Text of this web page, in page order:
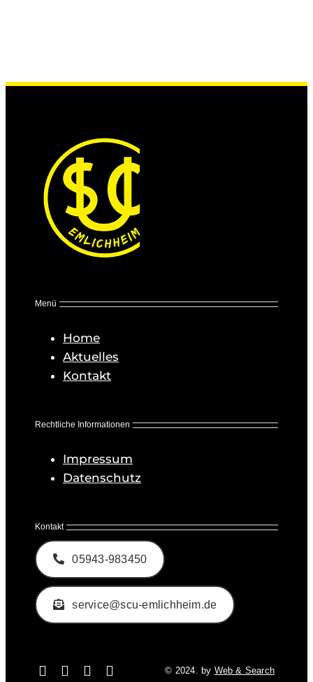
Menü
Home
Aktuelles
Kontakt
Rechtliche Informationen
Impressum
Datenschutz
Kontakt
05943-983450
service@scu-emlichheim.de
© 2024. by Web & Search